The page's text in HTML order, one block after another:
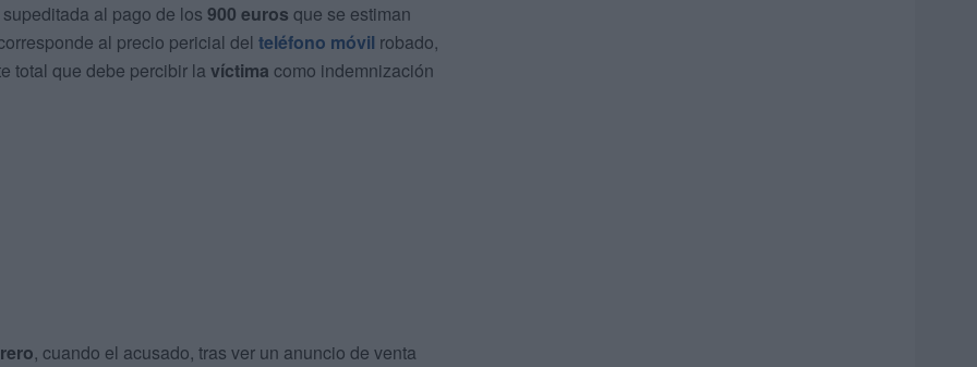
al pago de los 900 euros que se estiman
al precio pericial del teléfono móvil robado,
total que debe percibir la víctima como indemnización
, cuando el acusado, tras ver un anuncio de venta